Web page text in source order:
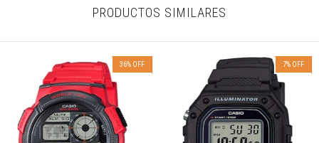
PRODUCTOS SIMILARES
36% OFF 7% OFF